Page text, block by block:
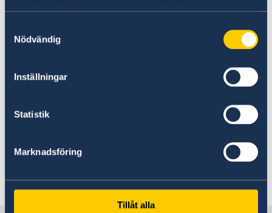
samlat in när du har använt deras tjänster.
Nödvändig
Inställningar
Statistik
Marknadsföring
Tillåt alla
affärer i Europa.
Marknadstillträdesdatabasen (The Market
Access Database, MADB) – information om
export från EU till länder utanför EU.
engelska)
Senast uppdaterad 18 dec. 2025, 14.33